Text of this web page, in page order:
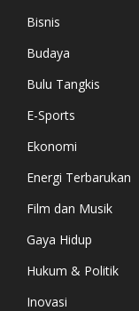
Bisnis
Budaya
Bulu Tangkis
E-Sports
Ekonomi
Energi Terbarukan
Film dan Musik
Gaya Hidup
Hukum & Politik
Inovasi